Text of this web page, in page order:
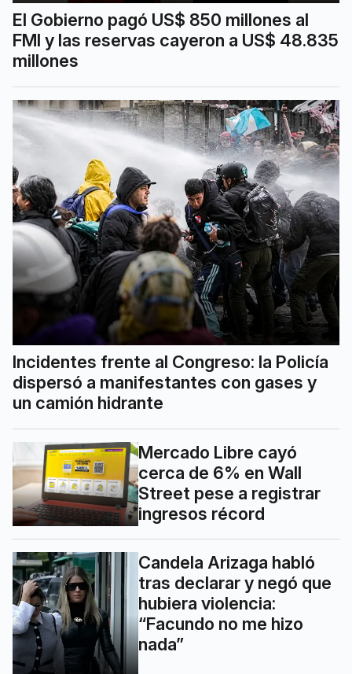
El Gobierno pagó US$ 850 millones al
FMI y las reservas cayeron a US$ 48.835
millones
Incidentes frente al Congreso: la Policía
dispersó a manifestantes con gases y
un camión hidrante
Mercado Libre cayó
cerca de 6% en Wall
Street pese a registrar
ingresos récord
Candela Arizaga habló
tras declarar y negó que
hubiera violencia:
“Facundo no me hizo
nada”